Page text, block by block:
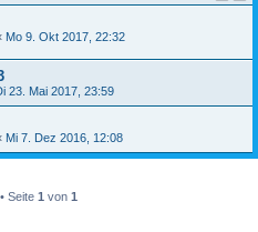
Mo 9. Okt 2017, 22:32
23. Mai 2017, 23:59
Mi 7. Dez 2016, 12:08
Seite 1 von 1